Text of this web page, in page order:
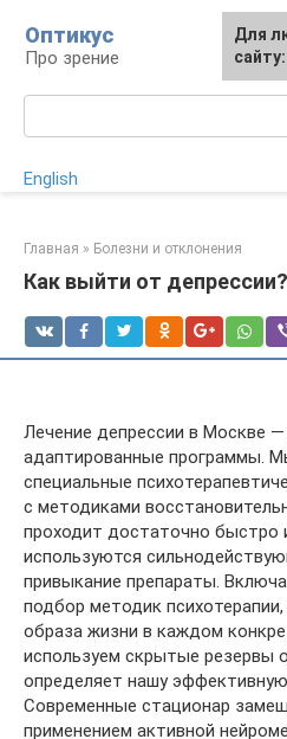
контенту
Оптикус
Про зрение
English
Главная » Болезни и отклонения
Как выйти от депрессии?
Лечение депрессии в Москве
адаптированные программы.
специальные
с методиками
проходит достаточно быстро
используются
привыкание препараты.
подбор методик
образа жизни в каждом
используем скрытые резервы
определяет нашу
Современные стационар
применением активной
Для